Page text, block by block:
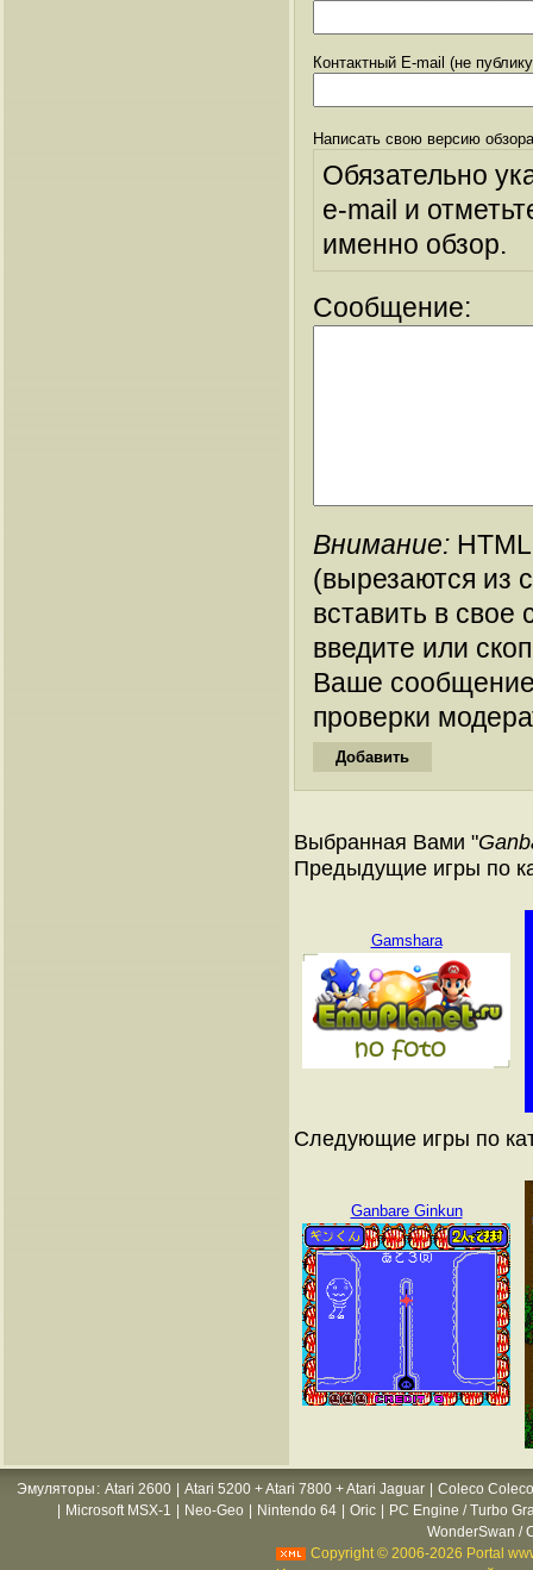
Контактный E-mail (не
Написать свою версию
Обязательно
e-mail и
именно обзор.
Сообщение:
Внимание:
(вырезаются из
вставить в
введите или
Ваше
проверки
Выбранная Вами "
Предыдущие игры по
Gamshara
Следующие игры по
Ganbare Ginkun
Эмуляторы : Atari 2600 Atari 5200 + Atari 7800 + Atari Jaguar
Coleco
Microsoft MSX-1 Neo-Geo Nintendo 64 Oric
PC Engine / Turbo
WonderSwan /
Copyright © 2006-2026 Portal